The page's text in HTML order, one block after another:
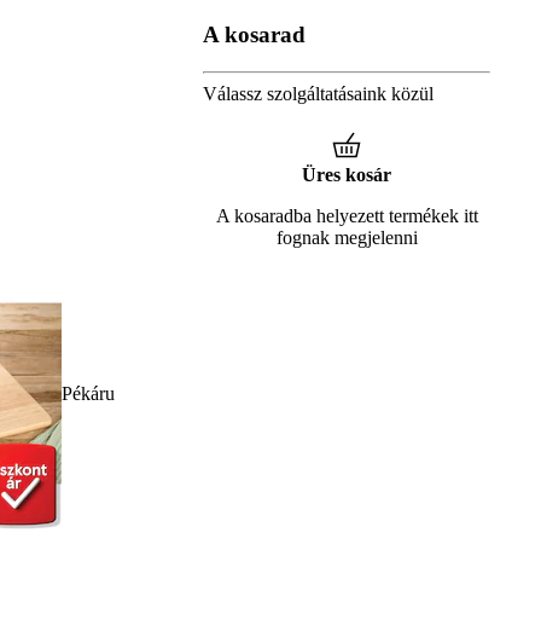
Pékáru
A kosarad
Válassz szolgáltatásaink közül
Üres kosár
A kosaradba helyezett termékek itt
fognak megjelenni